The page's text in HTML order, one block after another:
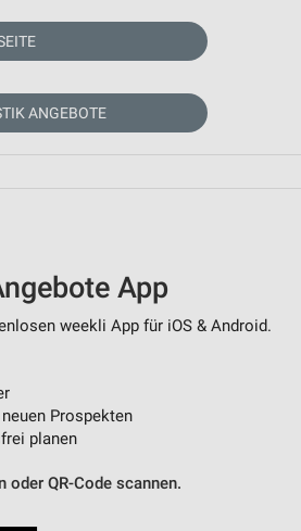
ANGEBOTE
App
weekli App für iOS & Android.
Prospekten
planen
QR-Code scannen.